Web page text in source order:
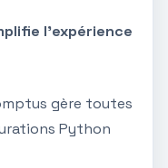
l'expérience
gère toutes
Python